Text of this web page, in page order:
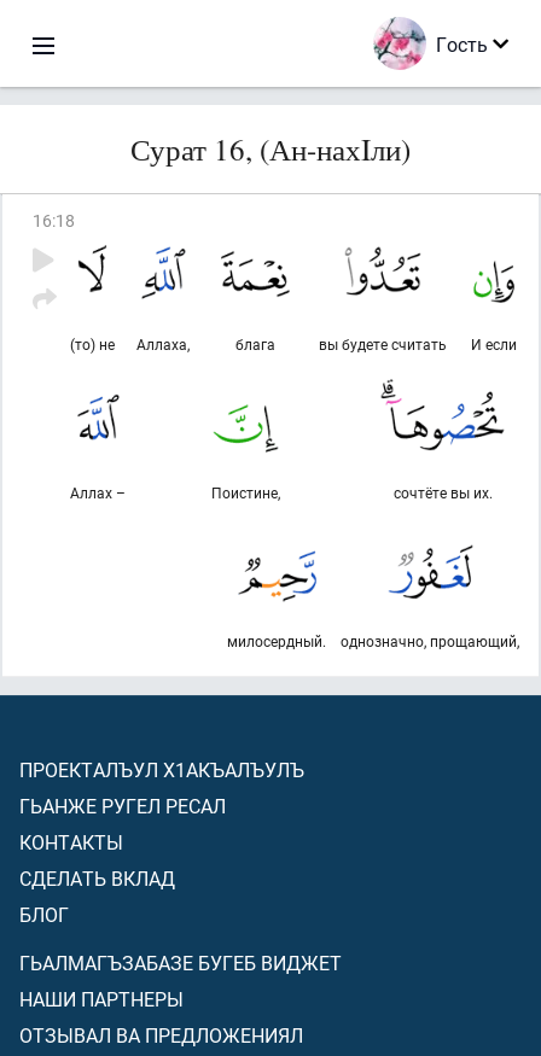
Гость
Сурат 16, (Ан-нахIли)
16:18
И если
вы будете считать
блага
Аллаха,
(то) не
сочтёте вы их.
Поистине,
Аллах –
однозначно, прощающий,
милосердный.
ПРОЕКТАЛЪУЛ Х1АКЪАЛЪУЛЪ
ГЬАНЖЕ РУГЕЛ РЕСАЛ
КОНТАКТЫ
СДЕЛАТЬ ВКЛАД
БЛОГ
ГЬАЛМАГЪЗАБАЗЕ БУГЕБ ВИДЖЕТ
НАШИ ПАРТНЕРЫ
ОТЗЫВАЛ ВА ПРЕДЛОЖЕНИЯЛ